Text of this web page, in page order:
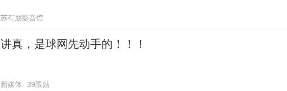
苏有朋影音馆
讲真，是球网先动手的！！！
新媒体 39跟贴